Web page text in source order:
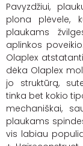
Pavyzdžiui,
plona plėvele,
plaukams
aplinkos
Olaplex
dėka Olaplex
jo struktūrą,
tinka bet kokio
mechaniškai,
plaukams
vis labiau